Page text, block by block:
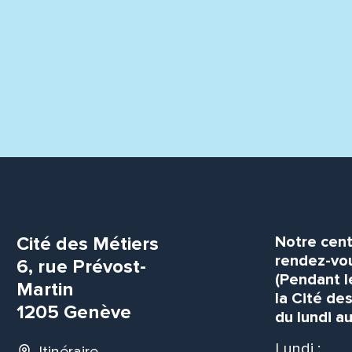
Cité des Métiers
6, rue Prévost-
Martin
1205 Genève
Notre
rendez-
(Pendant
la Cité
du lundi